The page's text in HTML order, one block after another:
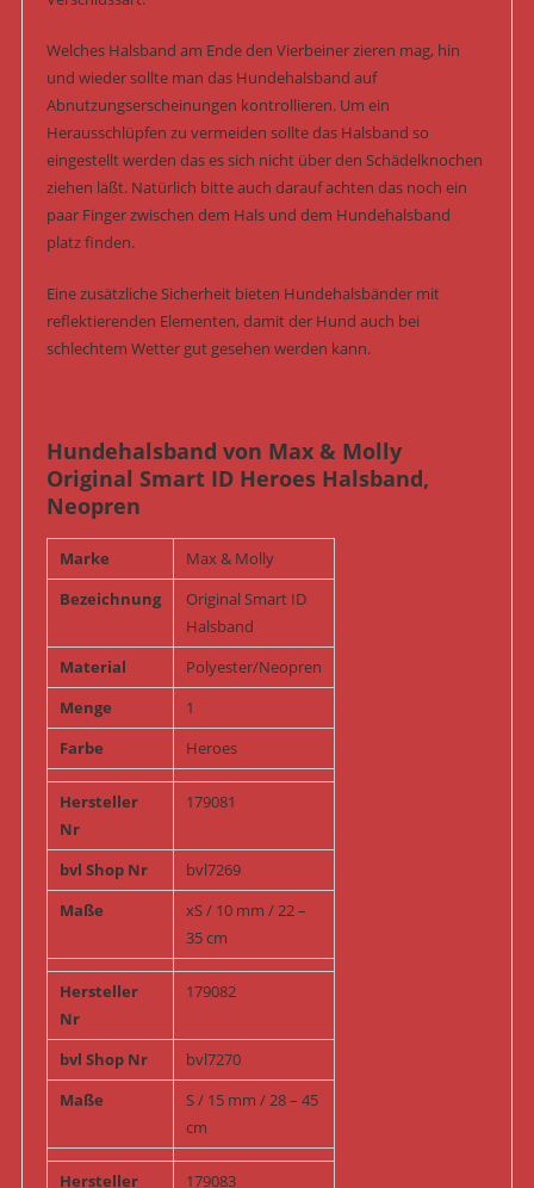
Welches Halsband am Ende den Vierbeiner zieren mag, hin
und wieder sollte man das Hundehalsband auf
Abnutzungserscheinungen kontrollieren. Um ein
Herausschlüpfen zu vermeiden sollte das Halsband so
eingestellt werden das es sich nicht über den Schädelknochen
ziehen läßt. Natürlich bitte auch darauf achten das noch ein
paar Finger zwischen dem Hals und dem Hundehalsband
platz finden.
Eine zusätzliche Sicherheit bieten Hundehalsbänder mit
reflektierenden Elementen, damit der Hund auch bei
schlechtem Wetter gut gesehen werden kann.
Hundehalsband von Max & Molly
Original Smart ID Heroes Halsband,
Neopren
Marke
Max & Molly
Bezeichnung
Original Smart ID
Halsband
Material
Polyester/Neopren
Menge
1
Farbe
Heroes
Hersteller
Nr
179081
bvl Shop Nr
bvl7269
Maße
xS / 10 mm / 22 –
35 cm
Hersteller
Nr
179082
bvl Shop Nr
bvl7270
Maße
S / 15 mm / 28 – 45
cm
Hersteller
179083